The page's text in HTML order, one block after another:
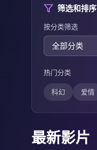
筛选和排序
按分类筛选
热门分类
科幻 爱情
最新影片